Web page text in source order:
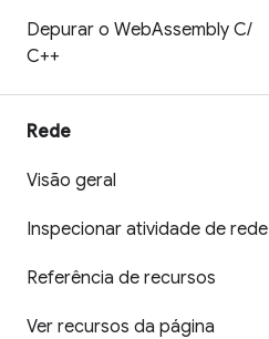
Depurar o WebAssembly C/
C++
Rede
Visão geral
Inspecionar atividade de rede
Referência de recursos
Ver recursos da página